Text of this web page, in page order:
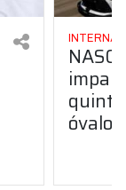
óvalo